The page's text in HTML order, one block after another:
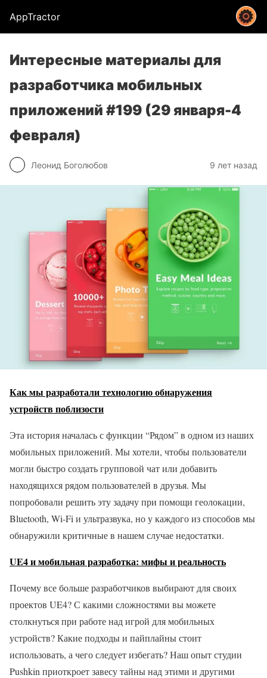
AppTractor
Интересные материалы для
разработчика мобильных
приложений #199 (29 января-4
февраля)
Леонид Боголюбов 9 лет назад
Как мы разработали технологию обнаружения
устройств поблизости
Эта история началась с функции “Рядом” в одном из наших
мобильных приложений. Мы хотели, чтобы пользователи
могли быстро создать групповой чат или добавить
находящихся рядом пользователей в друзья. Мы
попробовали решить эту задачу при помощи геолокации,
Bluetooth, Wi-Fi и ультразвука, но у каждого из способов мы
обнаружили критичные в нашем случае недостатки.
UE4 и мобильная разработка: мифы и реальность
Почему все больше разработчиков выбирают для своих
проектов UE4? С какими сложностями вы можете
столкнуться при работе над игрой для мобильных
устройств? Какие подходы и пайплайны стоит
использовать, а чего следует избегать? Наш опыт студии
Pushkin приоткроет завесу тайны над этими и другими